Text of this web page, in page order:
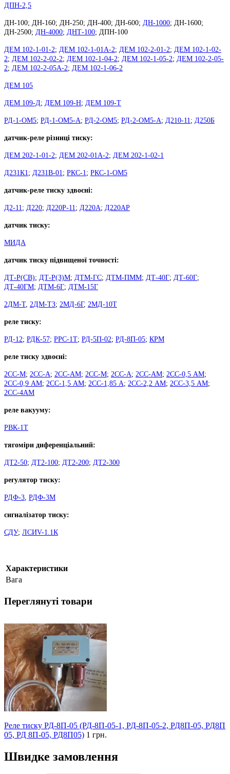
ДПН-2,5
ДН-100; ДН-160; ДН-250; ДН-400; ДН-600; ДН-1000; ДН-1600;
ДН-2500; ДН-4000; ДНТ-100; ДПН-100
ДЕМ 102-1-01-2; ДЕМ 102-1-01А-2; ДЕМ 102-2-01-2; ДЕМ 102-1-02-
2; ДЕМ 102-2-02-2; ДЕМ 102-1-04-2; ДЕМ 102-1-05-2; ДЕМ 102-2-05-
2; ДЕМ 102-2-05А-2; ДЕМ 102-1-06-2
ДЕМ 105
ДЕМ 109-Д; ДЕМ 109-Н; ДЕМ 109-Т
РД-1-ОМ5; РД-1-ОМ5-А; РД-2-ОМ5; РД-2-ОМ5-А; Д210-11 ; Д250Б
датчик-реле різниці тиску:
ДЕМ 202-1-01-2; ДЕМ 202-01А-2; ДЕМ 202-1-02-1
Д231К1 ; Д231В-01 ; РКС-1 ; РКС-1-ОМ5
датчик-реле тиску здвоєні:
Д2-11 ; Д220; Д220Р-11 ; Д220А; Д220АР
датчик тиску:
МИДА
датчик тиску підвищеної точності:
ДТ-Р(СВ); ДТ-Р(З)М; ДТМ-ГС; ДТМ-ПММ; ДТ-40Г; ДТ-60Г;
ДТ-40ГМ; ДТМ-6Г; ДТМ-15Г
2ДМ-Т, 2ДМ-ТЗ; 2МД-6Г, 2МД-10Т
реле тиску:
РД-12; РДК-57; РРС-1Т; РД-5П-02; РД-8П-05; КРМ
реле тиску здвоєні:
2СС-М; 2СС-А; 2СС-АМ; 2СС-М; 2СС-А; 2СС-АМ; 2СС-0,5 АМ;
2СС-0,9 АМ; 2СС-1,5 АМ; 2СС-1,85 А; 2СС-2,2 АМ; 2СС-3,5 АМ;
2СС-4АМ
реле вакууму:
РВК-1Т
тягоміри диференціальний:
ДТ2-50; ДТ2-100; ДТ2-200; ДТ2-300
регулятор тиску:
РДФ-3 РДФ-3М
сигналізатор тиску:
СДУ; ЛСИV-1.1К
Характеристики
Вага
Переглянуті товари
Реле тиску РД-8П-05 (РД-8П-05-1, РД-8П-05-2, РД8П-05, РД8П
05, РД 8П-05, РД8П05) 1 грн.
Швидке замовлення